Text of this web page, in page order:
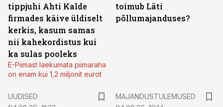
tippjuhi Ahti Kalde
firmades käive üldiselt
kerkis, kasum samas
nii kahekordistus kui
ka sulas pooleks
E-Piimast laekumata piimaraha
on enam kui 1,2 miljonit eurot
toimub Läti
põllumajanduses?
UUDISED
MAJANDUSTULEMUSED